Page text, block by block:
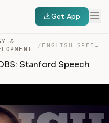
Get App
&
/ ENGLISH SPEECH | STEVE JOBS: STANFORD SPEECH (ENGLISH S… — TRANSCRIPT
Stanford Speech